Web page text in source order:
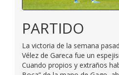
PARTIDO
La victoria de la semana
Vélez de Gareca fue un
Cuando propios y extraños